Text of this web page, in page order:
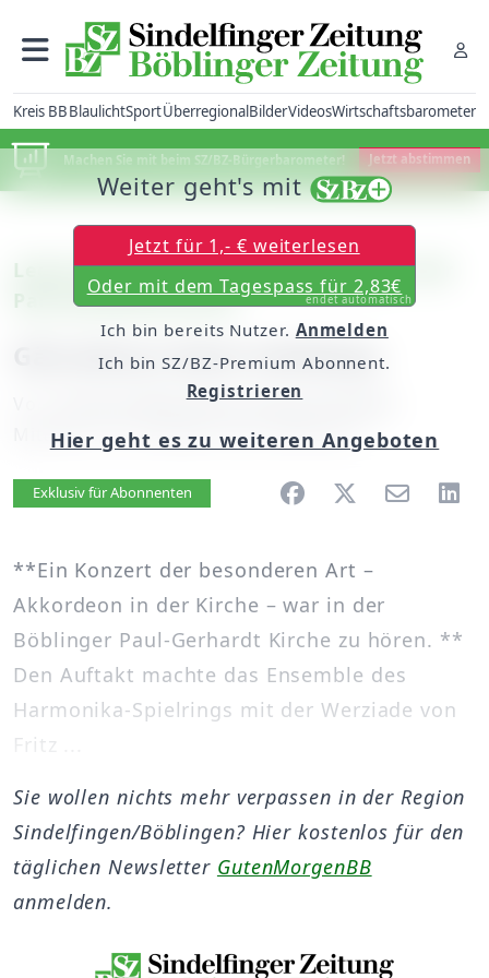
Kreis BBBlaulichtSportÜberregionalBilderVideosWirtschaftsbarometer
Machen Sie mit beim SZ/BZ-Bürgerbarometer! Jetzt abstimmen
Leerer Wasen: Harmonika-Spielring in der
Paul-Gerhardt-Kirche
Gänsehaut beim Halleluja
unserem Mitarbeiter Georg Schramm
Mittwoch, 29. Oktober 2014, 00:00 Uhr
Artikel vorlesen
Exklusiv für Abonnenten
**Ein Konzert der besonderen Art –
Akkordeon in der Kirche – war in der
Böblinger Paul-Gerhardt Kirche zu hören. **
Den Auftakt machte das Ensemble des
Harmonika-Spielrings mit der Werziade von
Fritz ...
Weiter geht's mit
Jetzt für 1,- € weiterlesen
Oder mit dem Tagespass für 2,83€
endet automatisch
Ich bin bereits Nutzer. Anmelden
Ich bin SZ/BZ-Premium Abonnent.
Registrieren
Hier geht es zu weiteren Angeboten
Sie wollen nichts mehr verpassen in der Region
Sindelfingen/Böblingen? Hier kostenlos für den
täglichen Newsletter GutenMorgenBB
anmelden.